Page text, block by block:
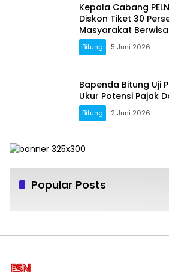
Kepala Cabang
Diskon Tiket 30
Masyarakat
Sekolah
Bitung 5 Juni 2026
Bapenda Bitung Uji
Ukur Potensi Pajak
Bitung 2 Juni 2026
Popular Posts